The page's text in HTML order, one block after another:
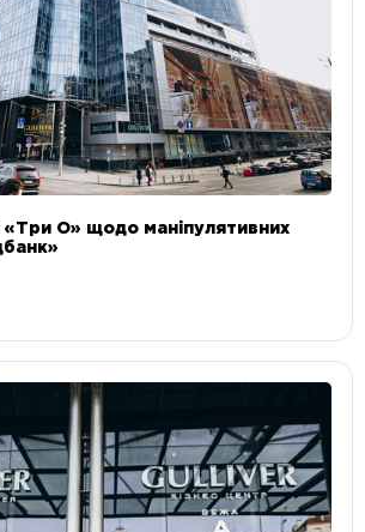
О» щодо маніпулятивних